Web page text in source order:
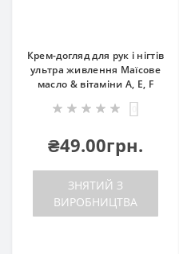
Крем-догляд для рук і нігтів
ультра живлення Маїсове
масло & вітаміни A, E, F
₴49.00грн.
ЗНЯТИЙ З
ВИРОБНИЦТВА